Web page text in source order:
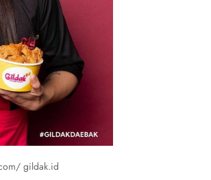
gildak.id